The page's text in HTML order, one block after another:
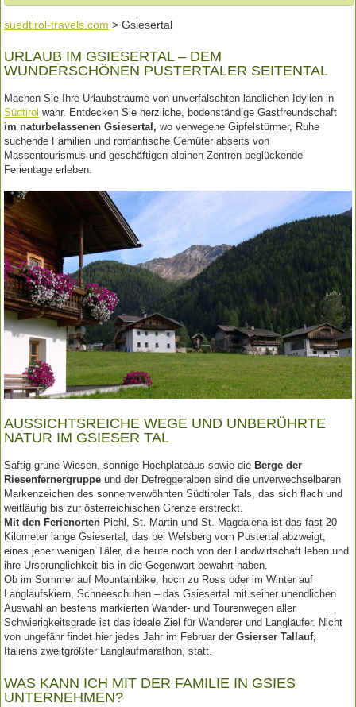
suedtirol-travels.com > Gsiesertal
URLAUB IM GSIESERTAL – DEM
WUNDERSCHÖNEN PUSTERTALER SEITENTAL
Machen Sie Ihre Urlaubsträume von unverfälschten ländlichen Idyllen in
Südtirol wahr. Entdecken Sie herzliche, bodenständige Gastfreundschaft
im naturbelassenen Gsiesertal, wo verwegene Gipfelstürmer, Ruhe
suchende Familien und romantische Gemüter abseits von
Massentourismus und geschäftigen alpinen Zentren beglückende
Ferientage erleben.
AUSSICHTSREICHE WEGE UND UNBERÜHRTE
NATUR IM GSIESER TAL
Saftig grüne Wiesen, sonnige Hochplateaus sowie die Berge der
Riesenfernergruppe und der Defreggeralpen sind die unverwechselbaren
Markenzeichen des sonnenverwöhnten Südtiroler Tals, das sich flach und
weitläufig bis zur österreichischen Grenze erstreckt.
Mit den Ferienorten Pichl, St. Martin und St. Magdalena ist das fast 20
Kilometer lange Gsiesertal, das bei Welsberg vom Pustertal abzweigt,
eines jener wenigen Täler, die heute noch von der Landwirtschaft leben und
ihre Ursprünglichkeit bis in die Gegenwart bewahrt haben.
Ob im Sommer auf Mountainbike, hoch zu Ross oder im Winter auf
Langlaufskiern, Schneeschuhen – das Gsiesertal mit seiner unendlichen
Auswahl an bestens markierten Wander- und Tourenwegen aller
Schwierigkeitsgrade ist das ideale Ziel für Wanderer und Langläufer. Nicht
von ungefähr findet hier jedes Jahr im Februar derGsierser Tallauf,
Italiens zweitgrößter Langlaufmarathon, statt.
WAS KANN ICH MIT DER FAMILIE IN GSIES
UNTERNEHMEN?